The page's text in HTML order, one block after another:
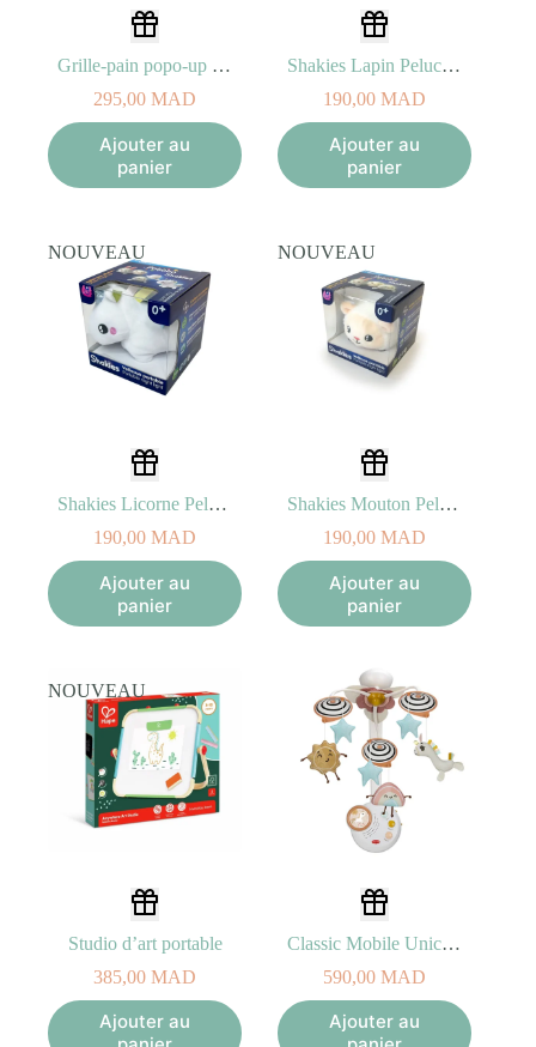
Grille-pain popo-up « Ding »
295,00 MAD
Ajouter au
panier
Shakies Lapin Peluche Lumineuse
190,00 MAD
Ajouter au
panier
NOUVEAU
Shakies Licorne Peluche Lumineuse
190,00 MAD
Ajouter au
panier
NOUVEAU
Shakies Mouton Peluche Lumineuse
190,00 MAD
Ajouter au
panier
NOUVEAU
Studio d’art portable
385,00 MAD
Ajouter au
Classic Mobile Unicorn 0M+
590,00 MAD
Ajouter au